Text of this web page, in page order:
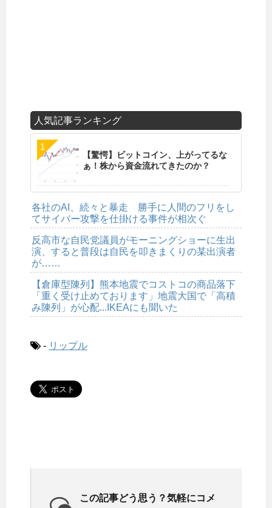
人気記事ランキング
【驚愕】ビットコイン、上がってるな
ぁ！株から資金流れてきたのか？
各社のAI、続々と暴走 勝手に人間のフリをし
てサイバー攻撃を仕掛ける事件が相次ぐ
反高市な自民党議員がモーニングショーに生出
演、すると普段は自民を叩きまくりの某出演者
が……
【倉庫型陳列】熊本地震でコストコの商品落下
「重く受け止めております」地震大国で「高積
み陳列」が心配...IKEAにも聞いた
- リップル
この記事どう思う？気軽にコメ